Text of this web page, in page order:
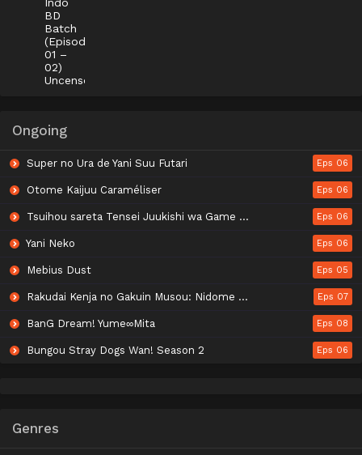
Ongoing
Super no Ura de Yani Suu Futari Eps 06
Otome Kaijuu Caraméliser Eps 06
Tsuihou sareta Tensei Juukishi wa Game Chishiki de Musou suru Eps 06
Yani Neko Eps 06
Mebius Dust Eps 05
Rakudai Kenja no Gakuin Musou: Nidome no Tensei, S-Rank Cheat Majutsushi Boukenroku Eps 07
BanG Dream! Yume∞Mita Eps 08
Bungou Stray Dogs Wan! Season 2 Eps 06
Genres